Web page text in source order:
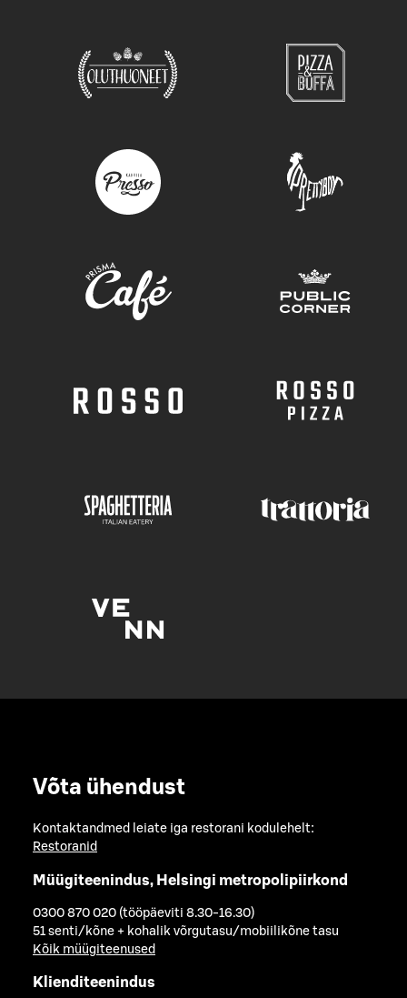
Võta ühendust
Kontaktandmed leiate iga restorani kodulehelt:
Restoranid
Müügiteenindus, Helsingi metropolipiirkond
0300 870 020 (tööpäeviti 8.30-16.30)
51 senti/kõne + kohalik võrgutasu/mobiilikõne tasu
Kõik müügiteenused
Klienditeenindus